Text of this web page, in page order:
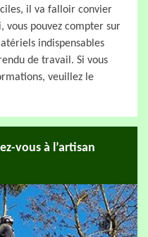
il va falloir convier
vous pouvez compter sur
indispensables
de travail. Si vous
veuillez le
vous à l’artisan